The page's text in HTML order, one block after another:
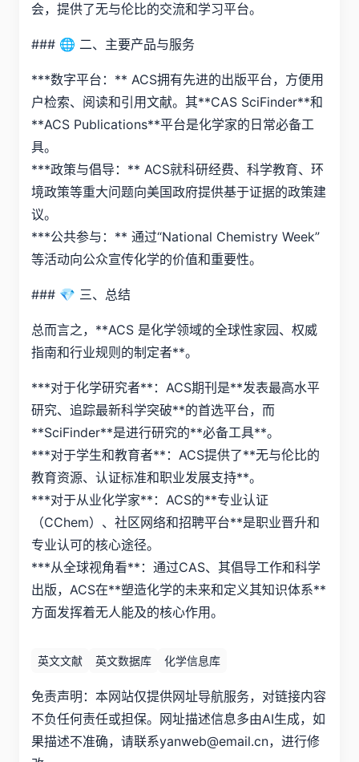
会，提供了无与伦比的交流和学习平台。
### 🌐 二、主要产品与服务
***数字平台：** ACS拥有先进的出版平台，方便用
户检索、阅读和引用文献。其**CAS SciFinder**和
**ACS Publications**平台是化学家的日常必备工
具。
***政策与倡导：** ACS就科研经费、科学教育、环
境政策等重大问题向美国政府提供基于证据的政策建
议。
***公共参与：** 通过“National Chemistry Week”
等活动向公众宣传化学的价值和重要性。
### 💎 三、总结
总而言之，**ACS 是化学领域的全球性家园、权威
指南和行业规则的制定者**。
***对于化学研究者**：ACS期刊是**发表最高水平
研究、追踪最新科学突破**的首选平台，而
**SciFinder**是进行研究的**必备工具**。
***对于学生和教育者**：ACS提供了**无与伦比的
教育资源、认证标准和职业发展支持**。
***对于从业化学家**：ACS的**专业认证
（CChem）、社区网络和招聘平台**是职业晋升和
专业认可的核心途径。
***从全球视角看**：通过CAS、其倡导工作和科学
出版，ACS在**塑造化学的未来和定义其知识体系**
方面发挥着无人能及的核心作用。
英文文献 英文数据库 化学信息库
免责声明：本网站仅提供网址导航服务，对链接内容
不负任何责任或担保。网址描述信息多由AI生成，如
果描述不准确，请联系yanweb@email.cn，进行修